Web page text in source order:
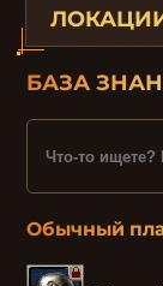
БАЗА
Обычный